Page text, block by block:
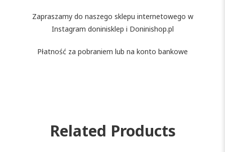
Zapraszamy do naszego sklepu internetowego w
Instagram doninisklep i Doninishop.pl
Płatność za pobraniem lub na konto bankowe
Related Products